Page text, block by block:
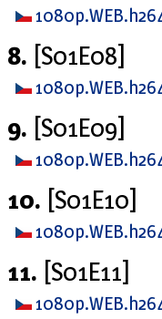
8. [S01E08]
9. [S01E09]
10. [S01E10]
11. [S01E11]